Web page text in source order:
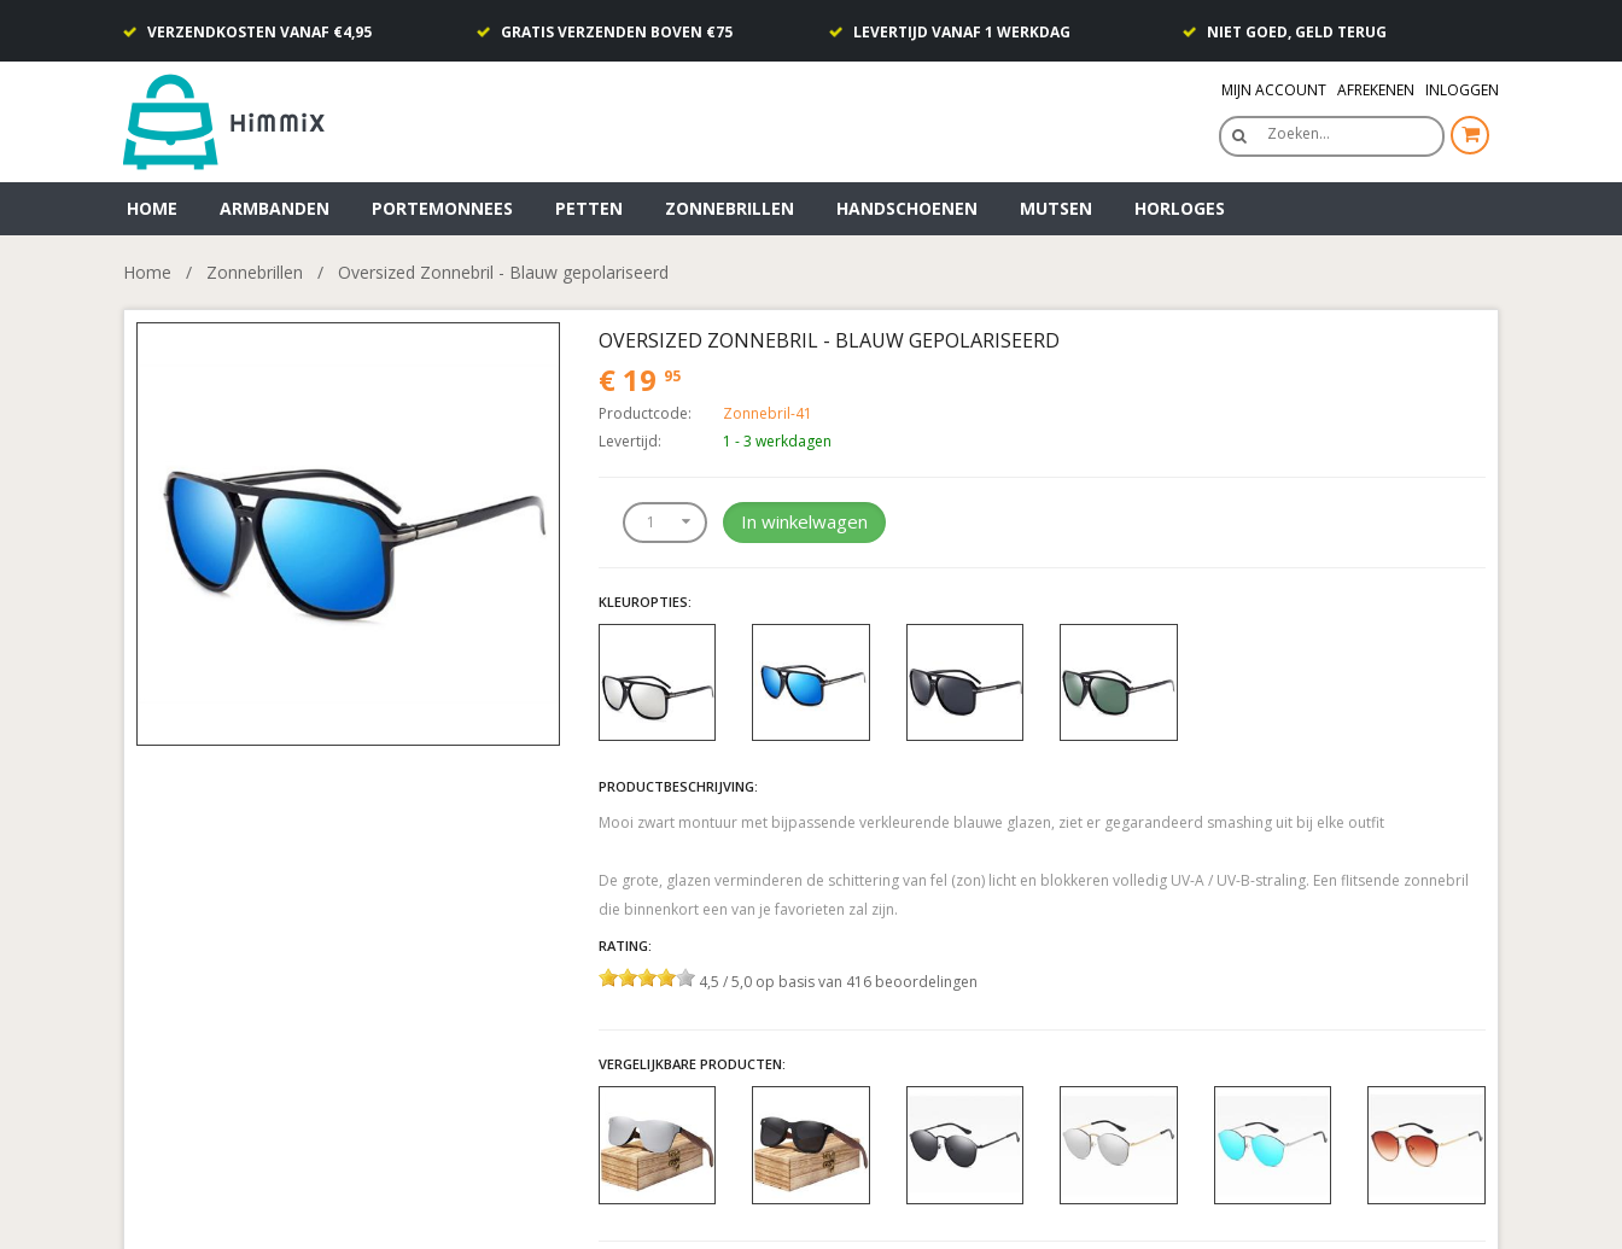
VERZENDKOSTEN VANAF €4,95 GRATIS VERZENDEN BOVEN €75 LEVERTIJD VANAF 1 WERKDAG NIET GOED, GELD TERUG
MIJN ACCOUNT AFREKENEN INLOGGEN
Zoeken…
HOME ARMBANDEN PORTEMONNEES PETTEN ZONNEBRILLEN HANDSCHOENEN MUTSEN HORLOGES
Home / Zonnebrillen / Oversized Zonnebril - Blauw gepolariseerd
OVERSIZED ZONNEBRIL - BLAUW GEPOLARISEERD
€ 19 95
Productcode:
Zonnebril-41
Levertijd:
1 - 3 werkdagen
In winkelwagen
KLEUROPTIES:
PRODUCTBESCHRIJVING:
Mooi zwart montuur met bijpassende verkleurende blauwe glazen, ziet er gegarandeerd smashing uit bij elke outfit
De grote, glazen verminderen de schittering van fel (zon) licht en blokkeren volledig UV-A / UV-B-straling. Een flitsende zonnebril
die binnenkort een van je favorieten zal zijn.
RATING:
4,5 / 5,0 op basis van 416 beoordelingen
VERGELIJKBARE PRODUCTEN: